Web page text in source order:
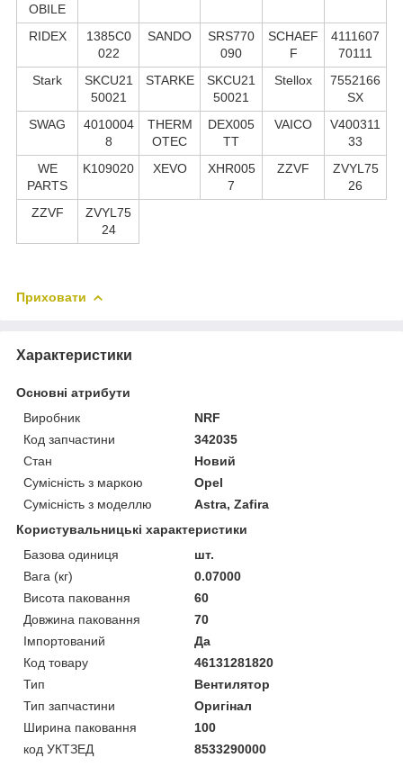
OBILE
RIDEX
1385C0
022
SANDO
SRS770
090
SCHAEF
F
4111607
70111
Stark
SKCU21
50021
STARKE
SKCU21
50021
Stellox
7552166
SX
SWAG
4010004
8
THERM
OTEC
DEX005
TT
VAICO
V400311
33
WE
PARTS
K109020 XEVO
XHR005
7
ZZVF
ZVYL75
26
ZZVF
ZVYL75
24
Приховати
Характеристики
Основні атрибути
Виробник
NRF
Код запчастини
342035
Стан
Новий
Сумісність з маркою
Opel
Сумісність з моделлю
Astra, Zafira
Користувальницькі характеристики
Базова одиниця
шт.
Вага (кг)
0.07000
Висота паковання
60
Довжина паковання
70
Імпортований
Да
Код товару
46131281820
Тип
Вентилятор
Тип запчастини
Оригінал
Ширина паковання
100
код УКТЗЕД
8533290000